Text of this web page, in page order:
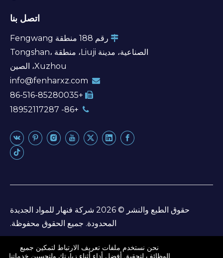
اتصل بنا

رقم 188 منطقة Fengwang
الصناعية، مدينة Liuji، منطقة Tongshan،
Xuzhou، الصين

info@fenharxz.com

+86-516-85280035

+86- 18952117287
حقوق الطبع والنشر © 2026 شركة فنهار للمواد الجديدة
المحدودة. جميع الحقوق محفوظة.
خريطة الموقع
نحن نستخدم ملفات تعريف الارتباط لتمكين جميع
الوظائف لتحقيق أفضل أداء أثناء زيارتك ولتحسين خدماتنا